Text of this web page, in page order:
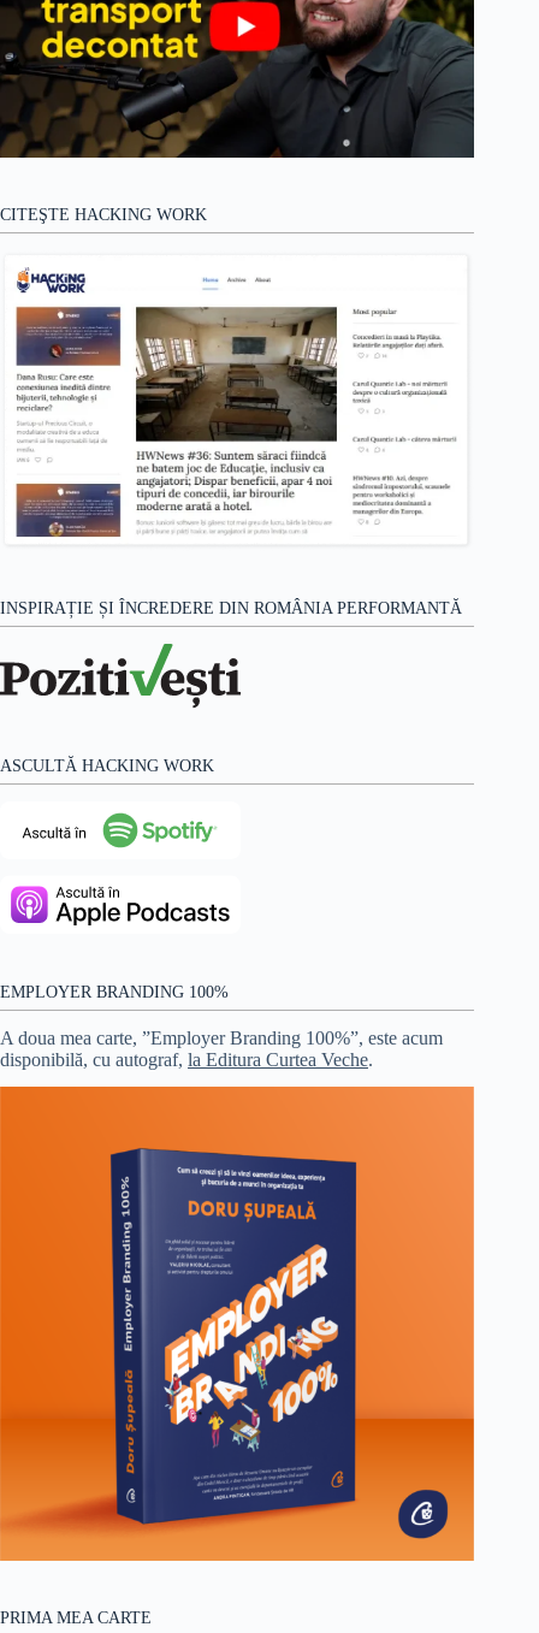
CITEŞTE HACKING WORK
INSPIRAȚIE ȘI ÎNCREDERE DIN ROMÂNIA PERFORMANTĂ
ASCULTĂ HACKING WORK
EMPLOYER BRANDING 100%
A doua mea carte, ”Employer Branding 100%”, este acum
disponibilă, cu autograf, la Editura Curtea Veche.
PRIMA MEA CARTE